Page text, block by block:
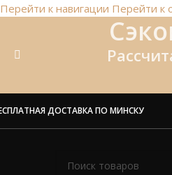
Перейти к навигации Перейти к
ДОСТАВКА ПО МИНСКУ